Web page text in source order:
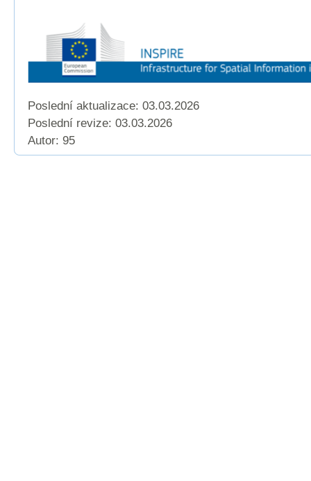
Poslední aktualizace: 03.03.2026
Poslední revize: 03.03.2026
Autor: 95